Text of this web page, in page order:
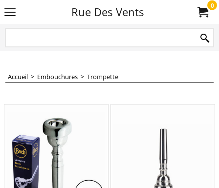
Rue Des Vents 0
Accueil > Embouchures > Trompette